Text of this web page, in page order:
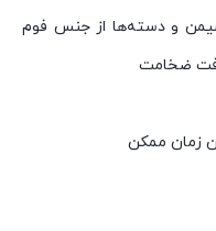
و دسته‌ها از جنس فوم
افت ضخامت
زمان ممکن